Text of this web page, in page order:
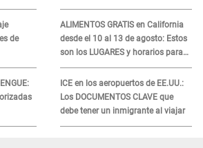
de
ALIMENTOS GRATIS en California
desde el 10 al 13 de agosto: Estos
son los LUGARES y horarios para
recibir la ayuda
ICE en los aeropuertos de EE.UU.:
Los DOCUMENTOS CLAVE que
debe tener un inmigrante al viajar